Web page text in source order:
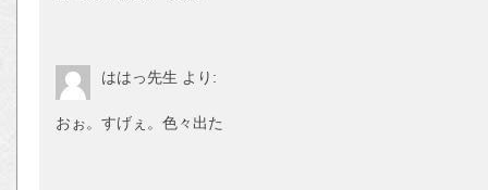
ははっ先生 より:
おぉ。すげぇ。色々出た